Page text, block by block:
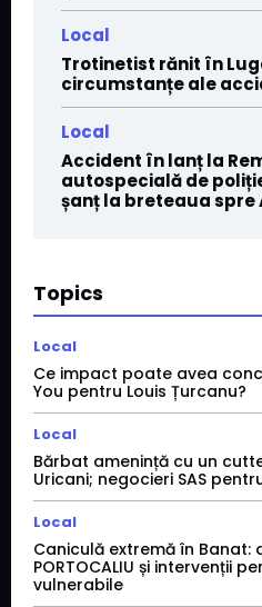
Local
Trotinetist rănit în
circumstanțe ale
Local
Accident în lanț la
autospecială de
șanț la breteaua spre
Topics
Local
Ce impact poate avea
You pentru Louis Țurcanu?
Local
Bărbat amenință cu un
Uricani; negocieri SAS
Local
Caniculă extremă în Banat:
PORTOCALIU și intervenții
vulnerabile